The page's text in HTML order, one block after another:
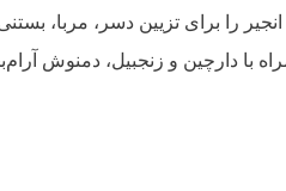
را برای تزیین دسر، مربا،
با دارچین و زنجبیل،